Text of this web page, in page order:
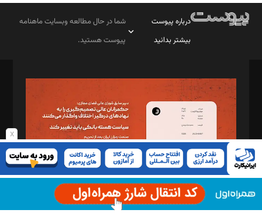
x
درباره پیوست
بیشتر بدانید
شما در حال مطالعه وبسایت ماهنامه
پیوست هستید.
مدیر مسئول: محمدباقر اثنی‌عشری
سردبیر: مهرک محمودی
دبیر تحریریه: میثم قاسمی
د‌بیر ناداستان: سمانه سمیع
د‌بیر خدمت و تجارت: ابوالفضل رجبی
د‌بیر حقوق فناوری: حسام‌الدین ایپکچی
د‌بیر پیوست جهان: مینا پاکدل
د‌بیر تحریریه آنلاین: بابک نقاش